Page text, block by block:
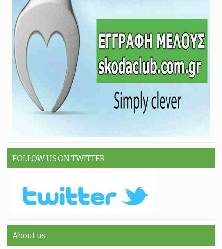
FOLLOW US ON TWITTER
About us